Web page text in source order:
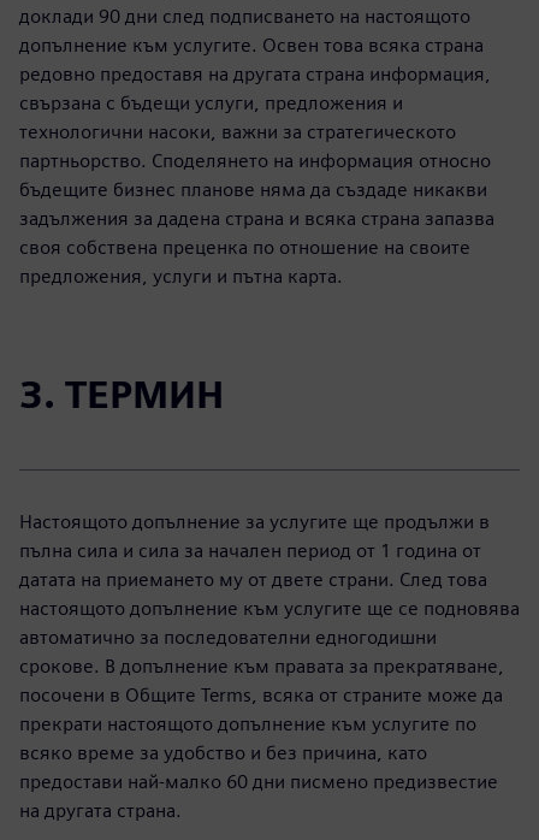
доклади 90 дни след подписването на настоящото
допълнение към услугите. Освен това всяка страна
редовно предоставя на другата страна информация,
свързана с бъдещи услуги, предложения и
технологични насоки, важни за стратегическото
партньорство. Споделянето на информация относно
бъдещите бизнес планове няма да създаде никакви
задължения за дадена страна и всяка страна запазва
своя собствена преценка по отношение на своите
предложения, услуги и пътна карта.
3. ТЕРМИН
Настоящото допълнение за услугите ще продължи в
пълна сила и сила за начален период от 1 година от
датата на приемането му от двете страни. След това
настоящото допълнение към услугите ще се подновява
автоматично за последователни едногодишни
срокове. В допълнение към правата за прекратяване,
посочени в Общите Terms, всяка от страните може да
прекрати настоящото допълнение към услугите по
всяко време за удобство и без причина, като
предостави най-малко 60 дни писмено предизвестие
на другата страна.